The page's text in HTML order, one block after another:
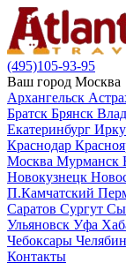
(495)105-93-95
Ваш город Москва
Архангельск
Братск Брянск
Екатеринбург
Краснодар
Москва Мурманск
Новокузнецк
П.Камчатский
Саратов Сургут
Ульяновск Уфа
Чебоксары
Контакты